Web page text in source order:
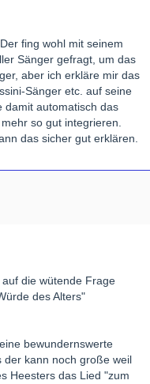
fing wohl mit seinem
Sänger gefragt, um das
aber ich erkläre mir das
Sänger etc. auf seine
damit automatisch das
so gut integrieren.
das sicher gut erklären.
die wütende Frage
des Alters"
bewundernswerte
der kann noch große weil
Heesters das Lied "zum